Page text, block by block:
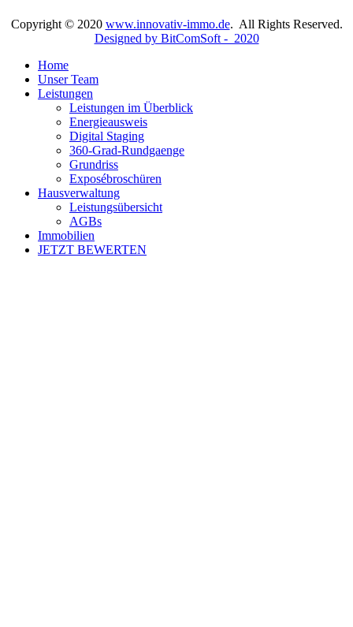
Copyright © 2020 www.innovativ-immo.de. All Rights Reserved.
Designed by BitComSoft - 2020
Home
Unser Team
Leistungen
Leistungen im Überblick
Energieausweis
Digital Staging
360-Grad-Rundgaenge
Grundriss
Exposébroschüren
Hausverwaltung
Leistungsübersicht
AGBs
Immobilien
JETZT BEWERTEN